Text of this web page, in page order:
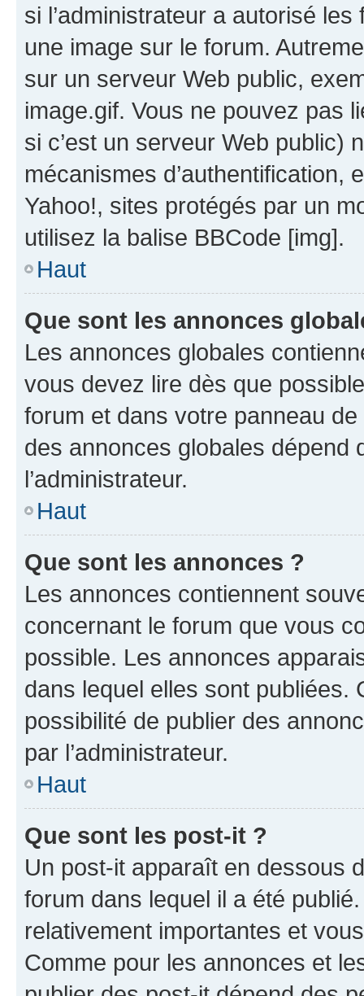
si l’administrateur a autorisé
une image sur le forum.
sur un serveur Web public,
image.gif. Vous ne pouvez pas
si c’est un serveur Web public)
mécanismes d’authentification,
Yahoo!, sites protégés par un
utilisez la balise BBCode [img].
Haut
Que sont les annonces
Les annonces globales
vous devez lire dès que
forum et dans votre panneau
des annonces globales dépend
l’administrateur.
Haut
Que sont les annonces ?
Les annonces contiennent
concernant le forum que vous
possible. Les annonces
dans lequel elles sont publiées.
possibilité de publier des
par l’administrateur.
Haut
Que sont les post-it ?
Un post-it apparaît en dessous
forum dans lequel il a été
relativement importantes et
Comme pour les annonces et